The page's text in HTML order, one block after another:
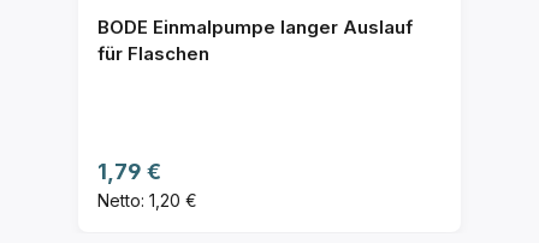
BODE Einmalpumpe langer Auslauf
für Flaschen
Regulärer Preis:
1,79 €
Netto: 1,20 €